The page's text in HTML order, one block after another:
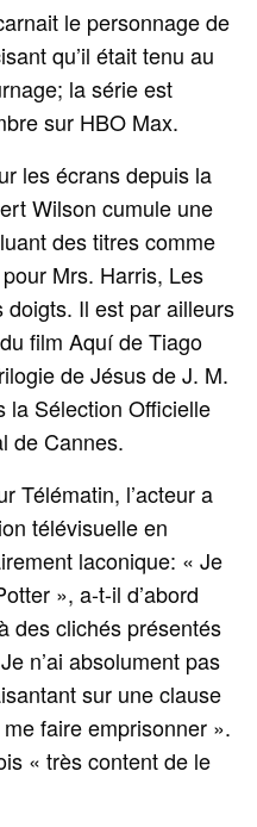
le personnage de
qu’il était tenu au
la série est
sur HBO Max.
les écrans depuis la
Wilson cumule une
des titres comme
Mrs. Harris, Les
doigts. Il est par ailleurs
film Aquí de Tiago
de Jésus de J. M.
la Sélection Officielle
de Cannes.
Télématin, l’acteur a
télévisuelle en
laconique: « Je
», a-t-il d’abord
des clichés présentés
n’ai absolument pas
sur une clause
faire emprisonner ».
« très content de le